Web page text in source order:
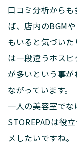
口コミ分析から
ば、店内のBGM
もいると気づい
は一段違うホス
が多いという事
ながっています。
一人の美容室で
STOREPADは役
メしたいですね。